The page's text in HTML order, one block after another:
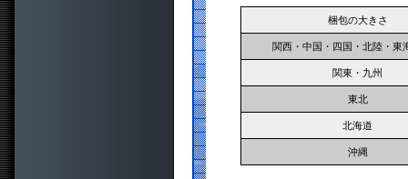
梱包の大きさ
関西・中国・四国・北陸・東
関東・九州
東北
北海道
沖縄